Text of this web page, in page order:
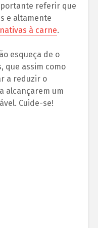
referir que
e altamente
à carne.
esqueça de o
que assim como
a reduzir o
alcançarem um
Cuide-se!